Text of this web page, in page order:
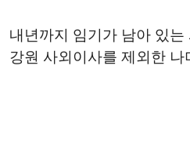
내년까지 임기가 남아 있
강원 사외이사를 제외한